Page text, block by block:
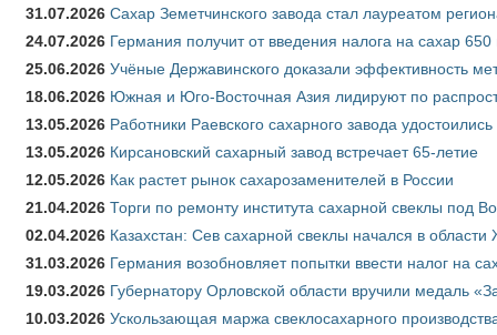
31.07.2026 Сахар Земетчинского завода стал лауреатом
24.07.2026 Германия получит от введения налога на сахар
25.06.2026 Учёные Державинского доказали эффективность
18.06.2026 Южная и Юго-Восточная Азия лидируют по
13.05.2026 Работники Раевского сахарного завода удостоились
13.05.2026 Кирсановский сахарный завод встречает 65-летие
12.05.2026 Как растет рынок сахарозаменителей в России
21.04.2026 Торги по ремонту института сахарной свеклы под
02.04.2026 Казахстан: Сев сахарной свеклы начался в области
31.03.2026 Германия возобновляет попытки ввести налог на
19.03.2026 Губернатору Орловской области вручили медаль
10.03.2026 Ускользающая маржа свеклосахарного